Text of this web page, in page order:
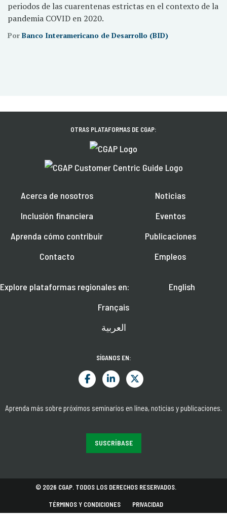
periodos de las cuarentenas estrictas en el contexto de la
pandemia COVID en 2020.
Por Banco Interamericano de Desarrollo (BID)
OTRAS PLATAFORMAS DE CGAP:
Acerca de nosotros
Inclusión financiera
Aprenda cómo contribuir
Contacto
Noticias
Eventos
Publicaciones
Empleos
Explore plataformas regionales en:
English
Français
العربية
SÍGANOS EN:
Aprenda más sobre próximos seminarios en línea, noticias y publicaciones.
SUSCRÍBASE
© 2026 CGAP. TODOS LOS DERECHOS RESERVADOS.
TÉRMINOS Y CONDICIONES PRIVACIDAD